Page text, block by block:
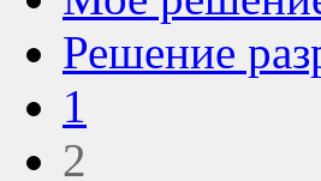
Решение
1
2